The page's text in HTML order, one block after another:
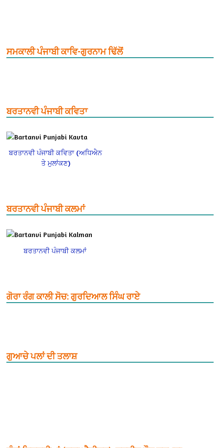
ਸਮਕਾਲੀ ਪੰਜਾਬੀ ਕਾਵਿ-ਗੁਰਨਾਮ ਢਿੱਲੋਂ
ਬਰਤਾਨਵੀ ਪੰਜਾਬੀ ਕਵਿਤਾ
ਬਰਤਾਨਵੀ ਪੰਜਾਬੀ ਕਵਿਤਾ (ਅਧਿਐਨ
ਤੇ ਮੁਲਾਂਕਣ)
ਬਰਤਾਨਵੀ ਪੰਜਾਬੀ ਕਲਮਾਂ
ਬਰਤਾਨਵੀ ਪੰਜਾਬੀ ਕਲਮਾਂ
ਗੋਰਾ ਰੰਗ ਕਾਲੀ ਸੋਚ: ਗੁਰਦਿਆਲ ਸਿੰਘ ਰਾਏ
ਗੁਆਚੇ ਪਲਾਂ ਦੀ ਤਲਾਸ਼